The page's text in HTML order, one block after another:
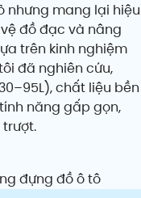
nhưng mang lại hiệu
đồ đạc và nâng
trên kinh nghiệm
đã nghiên cứu,
chất liệu bền
năng gấp gọn,
đựng đồ ô tô